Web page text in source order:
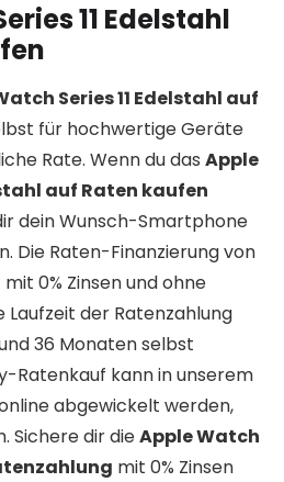
11 Edelstahl
Series 11 Edelstahl auf
für hochwertige Geräte
Rate. Wenn du das Apple
auf Raten kaufen
dein Wunsch-Smartphone
Die Raten-Finanzierung von
mit 0% Zinsen und ohne
der Ratenzahlung
36 Monaten selbst
Ratenkauf kann in unserem
abgewickelt werden,
Sichere dir dieApple Watch
mit 0% Zinsen